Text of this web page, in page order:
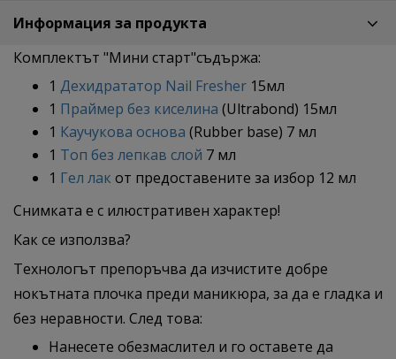
Информация за продукта
Комплектът "Мини старт"съдържа:
1 Дехидрататор Nail Fresher 15мл
1 Праймер без киселина (Ultrabond) 15мл
1 Каучукова основа (Rubber base) 7 мл
1 Топ без лепкав слой 7 мл
1 Гел лак от предоставените за избор 12 мл
Снимката е с илюстративен характер!
Как се използва?
Технологът препоръчва да изчистите добре
нокътната плочка преди маникюра, за да е гладка и
без неравности. След това:
Нанесете обезмаслител и го оставете да